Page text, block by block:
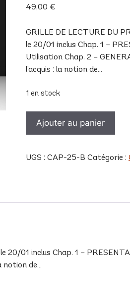
49,00 €
GRILLE DE LECTURE DU
le 20/01 inclus Chap. 1 –
Utilisation Chap. 2 –
l’acquis : la notion de…
1 en stock
25
Ajouter au panier
UGS :CAP-25-B Catégorie :
20/01 inclus Chap. 1 –
notion de…